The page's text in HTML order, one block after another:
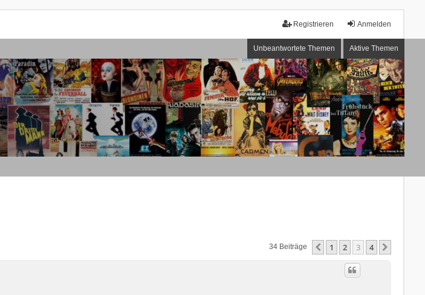
Anmelden
Registrieren
Unbeantwortete Themen Aktive Themen
34 Beiträge Vorherige
1 2 3 4